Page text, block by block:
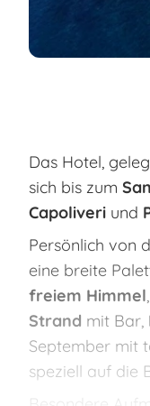
Das Hotel,
sich bis zum
Capoliveri und
Persönlich von
eine breite
freiem Himmel
Strand mit Bar,
September mit
speziell auf die